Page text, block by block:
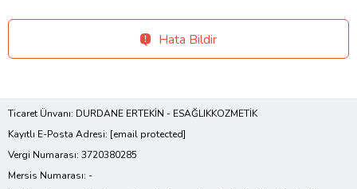
Hata Bildir
Ticaret Ünvanı: DURDANE ERTEKİN - ESAĞLIKKOZMETİK
Kayıtlı E-Posta Adresi: [email protected]
Vergi Numarası: 3720380285
Mersis Numarası: -